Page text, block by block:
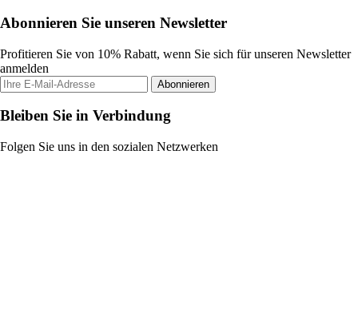
Abonnieren Sie unseren Newsletter
Profitieren Sie von 10% Rabatt, wenn Sie sich für unseren Newsletter
anmelden
Abonnieren
Bleiben Sie in Verbindung
Folgen Sie uns in den sozialen Netzwerken